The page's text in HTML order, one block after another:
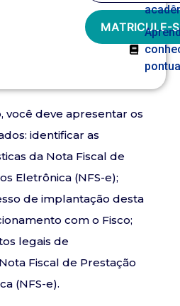
você deve apresentar os
identificar as
da Nota Fiscal de
Eletrônica (NFS-e);
de implantação desta
com o Fisco;
legais de
Fiscal de Prestação
(NFS-e).
MATRICULE-